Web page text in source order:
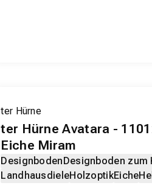
ter Hürne
ter Hürne Avatara -
Eiche Miram
DesignbodenDesignboden zum
LandhausdieleHolzoptikEicheHell